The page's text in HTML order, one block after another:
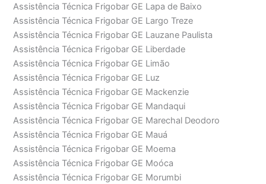
Assistência Técnica Frigobar GE Lapa de Baixo
Assistência Técnica Frigobar GE Largo Treze
Assistência Técnica Frigobar GE Lauzane Paulista
Assistência Técnica Frigobar GE Liberdade
Assistência Técnica Frigobar GE Limão
Assistência Técnica Frigobar GE Luz
Assistência Técnica Frigobar GE Mackenzie
Assistência Técnica Frigobar GE Mandaqui
Assistência Técnica Frigobar GE Marechal Deodoro
Assistência Técnica Frigobar GE Mauá
Assistência Técnica Frigobar GE Moema
Assistência Técnica Frigobar GE Moóca
Assistência Técnica Frigobar GE Morumbi